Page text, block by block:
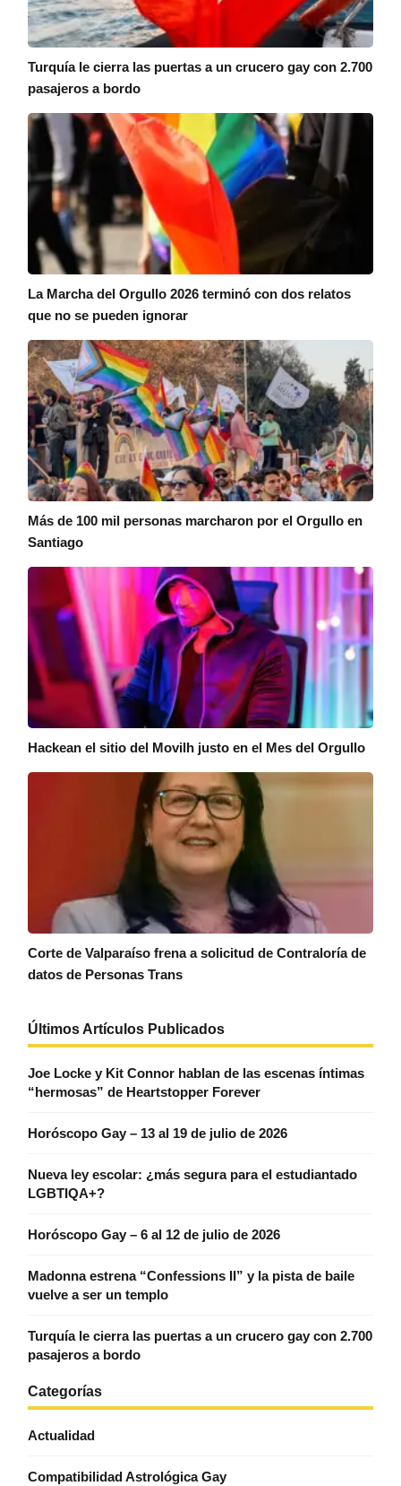
Turquía le cierra las puertas a un crucero gay con 2.700
pasajeros a bordo
La Marcha del Orgullo 2026 terminó con dos relatos
que no se pueden ignorar
Más de 100 mil personas marcharon por el Orgullo en
Santiago
Hackean el sitio del Movilh justo en el Mes del Orgullo
Corte de Valparaíso frena a solicitud de Contraloría de
datos de Personas Trans
Últimos Artículos Publicados
Joe Locke y Kit Connor hablan de las escenas íntimas
“hermosas” de Heartstopper Forever
Horóscopo Gay – 13 al 19 de julio de 2026
Nueva ley escolar: ¿más segura para el estudiantado
LGBTIQA+?
Horóscopo Gay – 6 al 12 de julio de 2026
Madonna estrena “Confessions II” y la pista de baile
vuelve a ser un templo
Turquía le cierra las puertas a un crucero gay con 2.700
pasajeros a bordo
Categorías
Actualidad
Compatibilidad Astrológica Gay